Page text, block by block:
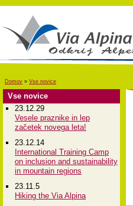
Domov » Vse novice
Vse novice
23.12.29
Vesele praznike in lep
začetek novega leta!
23.12.14
International Training Camp
on inclusion and sustainability
in mountain regions
23.11.5
Hiking the Via Alpina